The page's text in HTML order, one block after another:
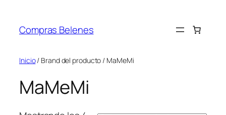
contenido
Compras Belenes
Inicio/ Brand del producto / MaMeMi
MaMeMi